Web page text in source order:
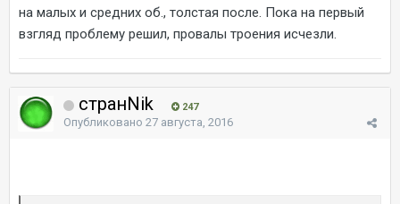
на малых и средних об., толстая после. Пока на первый
взгляд проблему решил, провалы троения исчезли.
странNik 247
Опубликовано 27 августа, 2016